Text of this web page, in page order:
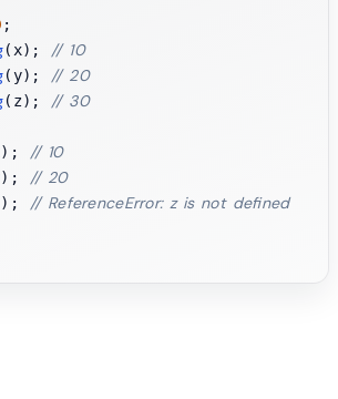
;
(x); // 10
(y); // 20
(z); // 30
// 10
// 20
// ReferenceError: z is not defined